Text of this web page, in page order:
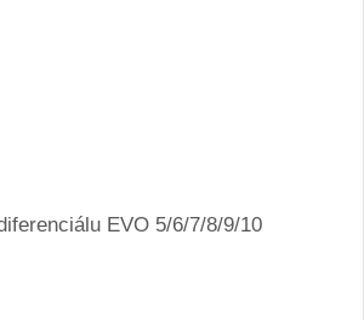
EVO 5/6/7/8/9/10